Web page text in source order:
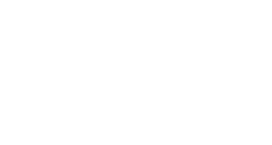
matowemu wykończeniu oraz